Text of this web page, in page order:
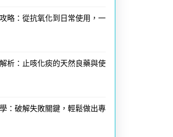
略：從抗氧化到日常使用，一
析：止咳化痰的天然良藥與使
：破解失敗關鍵，輕鬆做出專